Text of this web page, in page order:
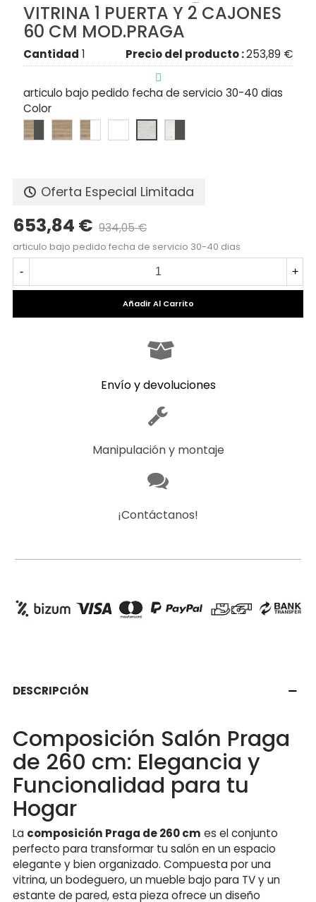
VITRINA 1 PUERTA Y 2 CAJONES
60 CM MOD.PRAGA
Cantidad 1 Precio del producto :253,89 €

articulo bajo pedido fecha de servicio 30-40 dias
Color
Oferta Especial Limitada
653,84 € 934,05 €
articulo bajo pedido fecha de servicio 30-40 dias
- +
Añadir Al Carrito
Envío y devoluciones
Manipulación y montaje
¡Contáctanos!
DESCRIPCIÓN
Composición Salón Praga
de 260 cm: Elegancia y
Funcionalidad para tu
Hogar
La composición Praga de 260 cm es el conjunto
perfecto para transformar tu salón en un espacio
elegante y bien organizado. Compuesta por una
vitrina, un bodeguero, un mueble bajo para TV y un
estante de pared, esta pieza ofrece un diseño